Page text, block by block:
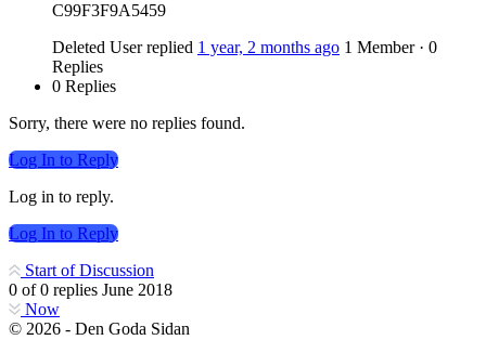
C99F3F9A5459
Deleted User replied 1 year, 2 months ago 1 Member · 0
Replies
0 Replies
Sorry, there were no replies found.
Log In to Reply
Log in to reply.
Log In to Reply
Start of Discussion
0 of0 replies June 2018
Now
© 2026 - Den Goda Sidan